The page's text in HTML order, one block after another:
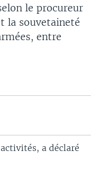
le procureur
la souvetaineté
entre
a déclaré